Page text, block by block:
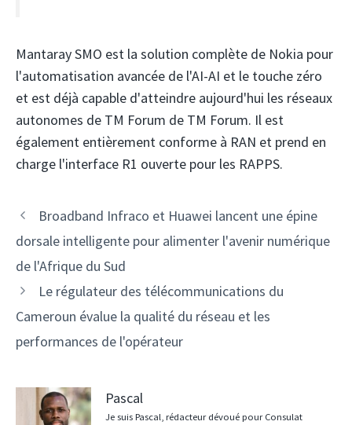
Mantaray SMO est la solution complète de Nokia pour
l'automatisation avancée de l'AI-AI et le touche zéro
et est déjà capable d'atteindre aujourd'hui les réseaux
autonomes de TM Forum de TM Forum. Il est
également entièrement conforme à RAN et prend en
charge l'interface R1 ouverte pour les RAPPS.
Navigation
des
Broadband Infraco et Huawei lancent une épine
dorsale intelligente pour alimenter l'avenir numérique
de l'Afrique du Sud
Le régulateur des télécommunications du
Cameroun évalue la qualité du réseau et les
performances de l'opérateur
Pascal
Je suis Pascal, rédacteur dévoué pour Consulat